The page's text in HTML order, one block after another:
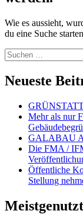
Wie es aussieht,
du eine Suche
Suche
nach:
Neueste
Mehr als nur
GALABAU
Die FMA /
Öffentliche
Stellung